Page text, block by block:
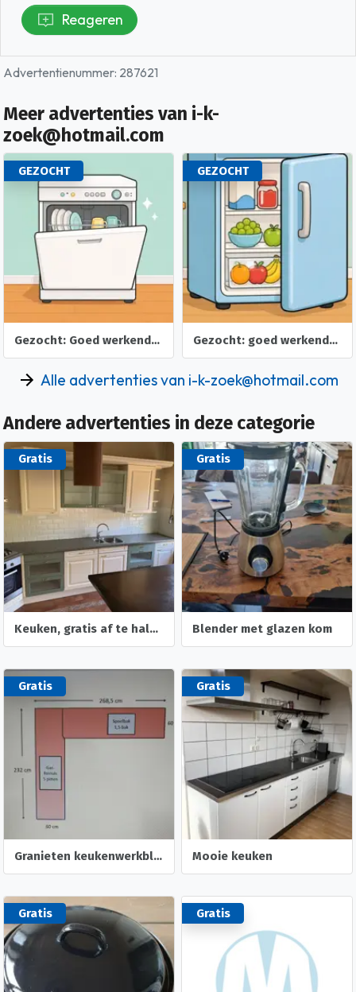
Reageren
Advertentienummer: 287621
Meer advertenties van i-k-
zoek@hotmail.com
GEZOCHT
Gezocht: Goed werkende los staande VAATWASSER
GEZOCHT
Gezocht: goed werkende KOELKAST
Alle advertenties van i-k-zoek@hotmail.com
Andere advertenties in deze categorie
Gratis
Keuken, gratis af te halen
Gratis
Blender met glazen kom
Gratis
Granieten keukenwerkblad
Gratis
Mooie keuken
Gratis Gratis